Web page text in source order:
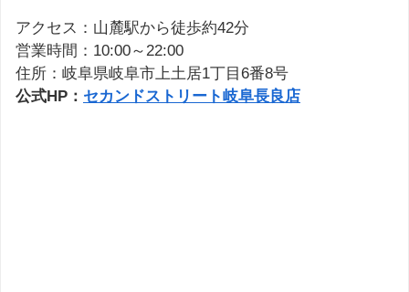
アクセス：山麓駅から徒歩約42分
営業時間：10:00～22:00
住所：岐阜県岐阜市上土居1丁目6番8号
公式HP： セカンドストリート岐阜長良店